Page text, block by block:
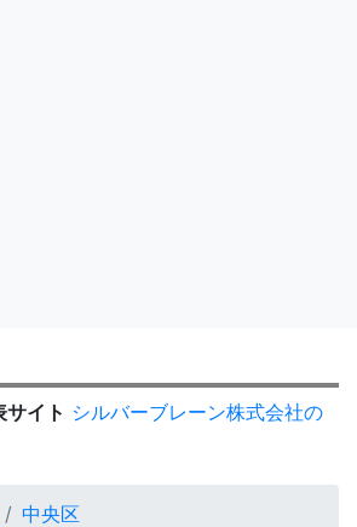
サイト シルバーブレーン株式会社の
中央区